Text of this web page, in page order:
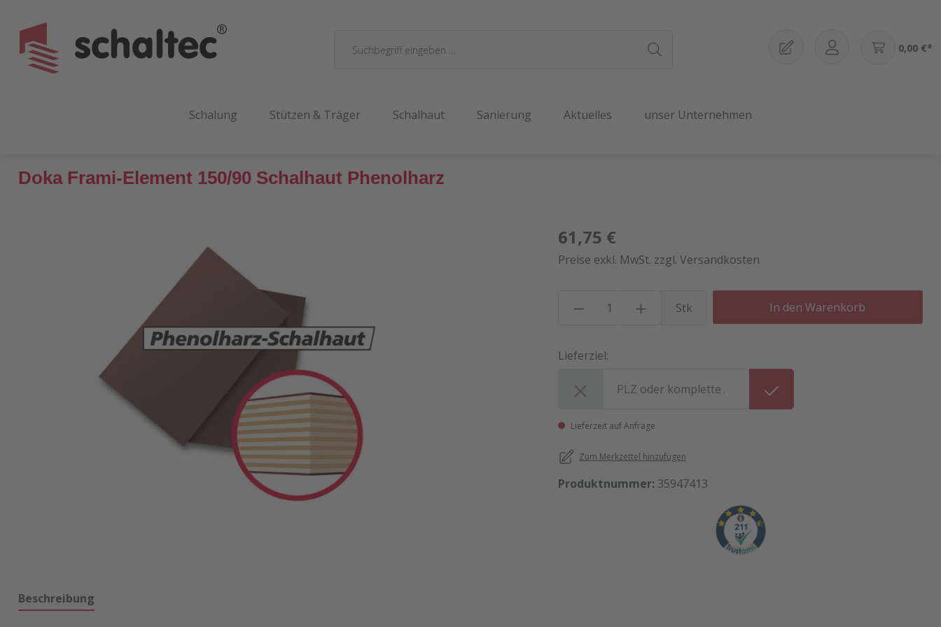
0,00 €*
Schalung Stützen & Träger Schalhaut Sanierung Aktuelles unser Unternehmen
Doka Frami-Element 150/90 Schalhaut Phenolharz
61,75 €
Preise exkl. MwSt. zzgl. Versandkosten
Produkt Anzahl: Gib den
Stk In den Warenkorb
Lieferziel:
Lieferzeit auf Anfrage
Zum Merkzettel hinzufügen
Produktnummer: 35947413
Beschreibung